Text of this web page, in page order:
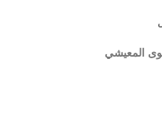
المعيشي